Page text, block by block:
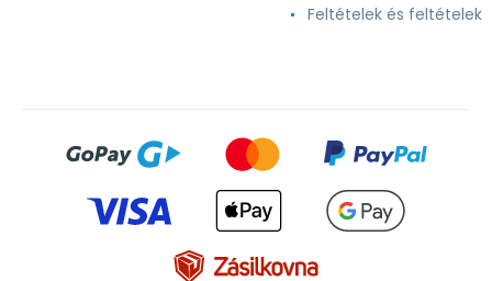
Feltételek és feltételek